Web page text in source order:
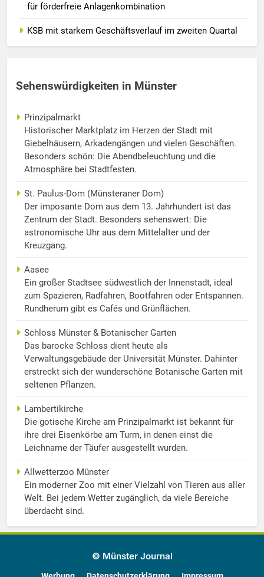
für förderfreie Anlagenkombination
KSB mit starkem Geschäftsverlauf im zweiten Quartal
Sehenswürdigkeiten in Münster
Prinzipalmarkt
Historischer Marktplatz im Herzen der Stadt mit
Giebelhäusern, Arkadengängen und vielen Geschäften.
Besonders schön: Die Abendbeleuchtung und die
Atmosphäre bei Stadtfesten.
St. Paulus-Dom (Münsteraner Dom)
Der imposante Dom aus dem 13. Jahrhundert ist das
Zentrum der Stadt. Besonders sehenswert: Die
astronomische Uhr aus dem Mittelalter und der
Kreuzgang.
Aasee
Ein großer Stadtsee südwestlich der Innenstadt, ideal
zum Spazieren, Radfahren, Bootfahren oder Entspannen.
Rundherum gibt es Cafés und Grünflächen.
Schloss Münster & Botanischer Garten
Das barocke Schloss dient heute als
Verwaltungsgebäude der Universität Münster. Dahinter
erstreckt sich der wunderschöne Botanische Garten mit
seltenen Pflanzen.
Lambertikirche
Die gotische Kirche am Prinzipalmarkt ist bekannt für
ihre drei Eisenkörbe am Turm, in denen einst die
Leichname der Täufer ausgestellt wurden.
Allwetterzoo Münster
Ein moderner Zoo mit einer Vielzahl von Tieren aus aller
Welt. Bei jedem Wetter zugänglich, da viele Bereiche
überdacht sind.
© Münster Journal